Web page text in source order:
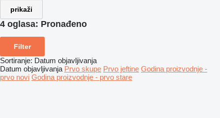
prikaži
4 oglasa: Pronađeno
Filter
Sortiranje: Datum objavljivanja
Datum objavljivanja Prvo skupe Prvo jeftine Godina proizvodnje -
prvo novi Godina proizvodnje - prvo stare